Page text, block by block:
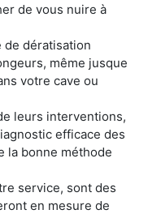
de vous nuire à
dératisation
même jusque
votre cave ou
leurs interventions,
efficace des
la bonne méthode
service, sont des
en mesure de